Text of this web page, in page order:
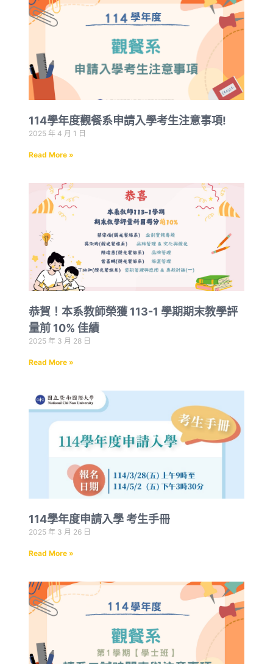
114學年度觀餐系申請入學考生注意事項!
2025 年 4 月 1 日
Read More »
恭賀！本系教師榮獲 113-1 學期期末教學評
量前 10% 佳績
2025 年 3 月 28 日
Read More »
114學年度申請入學 考生手冊
2025 年 3 月 26 日
Read More »